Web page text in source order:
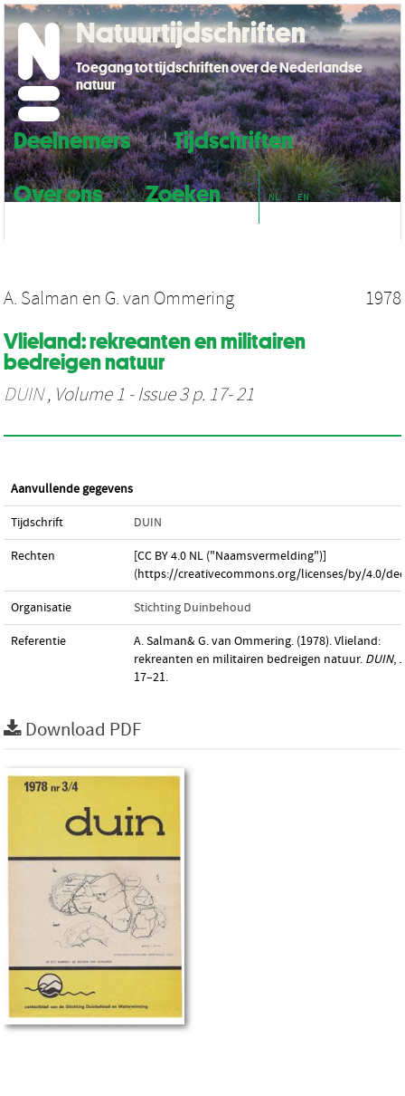
Deelnemers
Tijdschriften
Over ons
Zoeken NL EN
Natuurtijdschriften
Toegang tot tijdschriften over de Nederlandse
natuur
A. Salman en G. van Ommering 1978
Vlieland: rekreanten en militairen
bedreigen natuur
DUIN, Volume 1 - Issue 3 p. 17- 21
Aanvullende gegevens
Tijdschrift DUIN
Rechten
[CC BY 4.0 NL ("Naamsvermelding")]
(https://creativecommons.org/licenses/by/4.0/
Organisatie Stichting Duinbehoud
Referentie
A. Salman& G. van Ommering. (1978). Vlieland:
rekreanten en militairen bedreigen natuur. DUIN, 1
17–21.
Download PDF